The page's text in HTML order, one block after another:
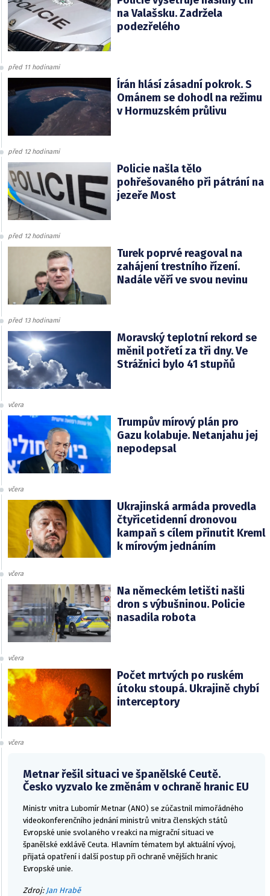
na Valašsku. Zadržela
podezřelého
před 11 hodinami
Írán hlásí zásadní pokrok. S
Ománem se dohodl na režimu
v Hormuzském průlivu
před 12 hodinami
Policie našla tělo
pohřešovaného při pátrání na
jezeře Most
před 12 hodinami
Turek poprvé reagoval na
zahájení trestního řízení.
Nadále věří ve svou nevinu
před 13 hodinami
Moravský teplotní rekord se
měnil potřetí za tři dny. Ve
Strážnici bylo 41 stupňů
včera
Trumpův mírový plán pro
Gazu kolabuje. Netanjahu jej
nepodepsal
včera
Ukrajinská armáda provedla
čtyřicetidenní dronovou
kampaň s cílem přinutit Kreml
k mírovým jednáním
včera
Na německém letišti našli
dron s výbušninou. Policie
nasadila robota
včera
Počet mrtvých po ruském
útoku stoupá. Ukrajině chybí
interceptory
včera
Metnar řešil situaci ve španělské Ceutě.
Česko vyzvalo ke změnám v ochraně hranic EU
Ministr vnitra Lubomír Metnar (ANO) se zúčastnil mimořádného
videokonferenčního jednání ministrů vnitra členských států
Evropské unie svolaného v reakci na migrační situaci ve
španělské exklávě Ceuta. Hlavním tématem byl aktuální vývoj,
přijatá opatření i další postup při ochraně vnějších hranic
Evropské unie.
Zdroj: Jan Hrabě